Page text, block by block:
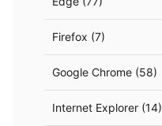
Firefox (7)
Google Chrome (58)
Internet Explorer (14)